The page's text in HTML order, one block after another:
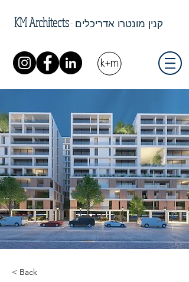
KM Architects- קנין מונטרו אדריכלים
< Back